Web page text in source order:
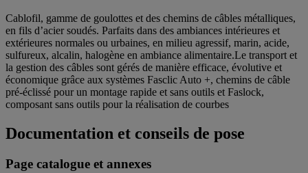
Cablofil, gamme de goulottes et des chemins de câbles métalliques,
en fils d’acier soudés. Parfaits dans des ambiances intérieures et
extérieures normales ou urbaines, en milieu agressif, marin, acide,
sulfureux, alcalin, halogène en ambiance alimentaire.Le transport et
la gestion des câbles sont gérés de manière efficace, évolutive et
économique grâce aux systèmes Fasclic Auto +, chemins de câble
pré-éclissé pour un montage rapide et sans outils et Faslock,
composant sans outils pour la réalisation de courbes
Documentation et conseils de pose
Page catalogue et annexes